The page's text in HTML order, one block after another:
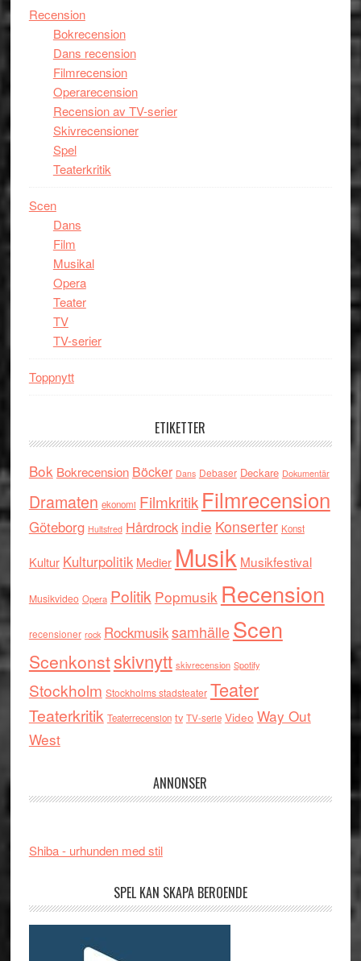
Recension
Bokrecension
Dans recension
Filmrecension
Operarecension
Recension av TV-serier
Skivrecensioner
Spel
Teaterkritik
Scen
Dans
Film
Musikal
Opera
Teater
TV
TV-serier
Toppnytt
ETIKETTER
Bok Bokrecension Böcker Dans Debaser Deckare Dokumentär
Dramaten ekonomi Filmkritik Filmrecension
Göteborg Hultsfred Hårdrock indie Konserter Konst
Kultur Kulturpolitik Medier Musik Musikfestival
Musikvideo Opera Politik Popmusik Recension
recensioner rock RockmusiksamhälleScen
Scenkonstskivnytt skivrecension Spotify
Stockholm Stockholms stadsteater Teater
Teaterkritik Teaterrecension tv TV-serie Video Way Out
West
ANNONSER
Shiba - urhunden med stil
SPEL KAN SKAPA BEROENDE